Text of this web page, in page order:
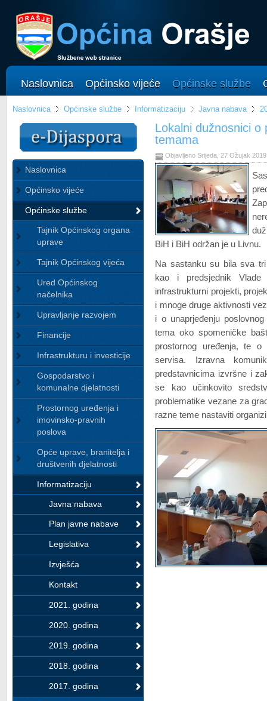
Naslovnica Općinsko vijeće Općinske službe
Naslovnica Općinske službe Informatizaciju Javna nabava
Naslovnica
Općinsko vijeće
Općinske službe
Tajnik Općinskog organa
uprave
Tajnik Općinskog vijeća
Ured Općinskog
načelnika
Upravljanje razvojem
Financije
Infrastrukturu i investicije
Gospodarstvo i
komunalne djelatnosti
Prostornog uređenja i
imovinsko-pravnih
poslova
Opće uprave, branitelja i
društvenih djelatnosti
Informatizaciju
Javna nabava
Plan javne nabave
Legislativa
Izvješća
Kontakt
2021. godina
2020. godina
2019. godina
2018. godina
2017. godina
Lokalni dužnosnici o
temama
Objavljeno Srijeda, 27 Ožujak 2019
BiH i BiH održan je u Livnu.
Na sastanku su bila sva
kao i predsjednik
infrastrukturni projekti,
i mnoge druge aktivnosti
i o unaprjeđenju
tema oko spomeničke
prostornog uređenja, te o
servisa. Izravna
predstavnicima izvršne i
se kao učinkovito
problematike vezane za
razne teme nastaviti